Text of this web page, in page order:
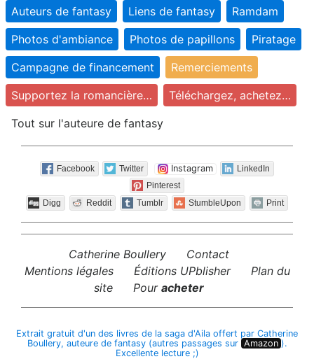
Auteurs de fantasy
Liens de fantasy
Ramdam
Photos d'ambiance
Photos de papillons
Piratage
Campagne de financement
Remerciements
Supportez la romancière…
Téléchargez, achetez…
Tout sur l'auteure de fantasy
Facebook Twitter Instagram
LinkedIn
Pinterest
Digg
Reddit Tumblr StumbleUpon Print
Catherine Boullery
Contact
Mentions légales
Éditions UPblisher
Plan du
site
Pour acheter
Extrait gratuit d'un des livres de la saga d'Aila offert par Catherine
Boullery, auteure de fantasy (autres passages sur Amazon ).
Excellente lecture ;)